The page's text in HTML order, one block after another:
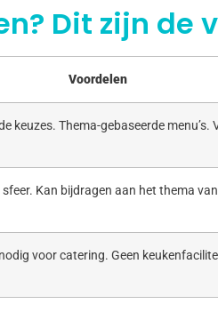
Dit zijn
Voordelen
keuzes. Thema-gebaseerde menu’s.
Kan bijdragen aan het thema
voor catering. Geen